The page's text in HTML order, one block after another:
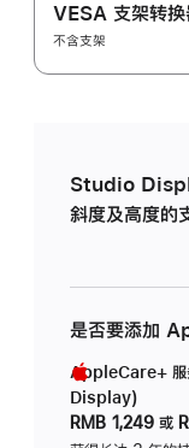
VESA 支架转换
不含支架
Studio
斜度及高度的
是否要添加
AppleCare+ 服
Display)
RMB 1,249 或